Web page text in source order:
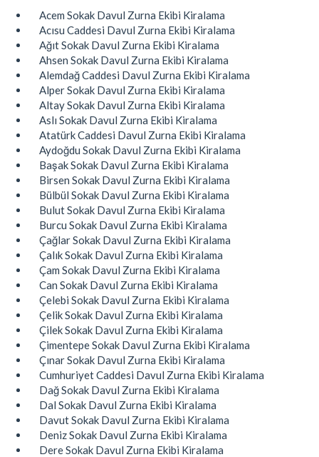
Acem Sokak Davul Zurna Ekibi Kiralama
Acısu Caddesi Davul Zurna Ekibi Kiralama
Ağıt Sokak Davul Zurna Ekibi Kiralama
Ahsen Sokak Davul Zurna Ekibi Kiralama
Alemdağ Caddesi Davul Zurna Ekibi Kiralama
Alper Sokak Davul Zurna Ekibi Kiralama
Altay Sokak Davul Zurna Ekibi Kiralama
Aslı Sokak Davul Zurna Ekibi Kiralama
Atatürk Caddesi Davul Zurna Ekibi Kiralama
Aydoğdu Sokak Davul Zurna Ekibi Kiralama
Başak Sokak Davul Zurna Ekibi Kiralama
Birsen Sokak Davul Zurna Ekibi Kiralama
Bülbül Sokak Davul Zurna Ekibi Kiralama
Bulut Sokak Davul Zurna Ekibi Kiralama
Burcu Sokak Davul Zurna Ekibi Kiralama
Çağlar Sokak Davul Zurna Ekibi Kiralama
Çalık Sokak Davul Zurna Ekibi Kiralama
Çam Sokak Davul Zurna Ekibi Kiralama
Can Sokak Davul Zurna Ekibi Kiralama
Çelebi Sokak Davul Zurna Ekibi Kiralama
Çelik Sokak Davul Zurna Ekibi Kiralama
Çilek Sokak Davul Zurna Ekibi Kiralama
Çimentepe Sokak Davul Zurna Ekibi Kiralama
Çınar Sokak Davul Zurna Ekibi Kiralama
Cumhuriyet Caddesi Davul Zurna Ekibi Kiralama
Dağ Sokak Davul Zurna Ekibi Kiralama
Dal Sokak Davul Zurna Ekibi Kiralama
Davut Sokak Davul Zurna Ekibi Kiralama
Deniz Sokak Davul Zurna Ekibi Kiralama
Dere Sokak Davul Zurna Ekibi Kiralama